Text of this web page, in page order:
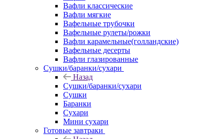
Вафли классические
Вафли мягкие
Вафельные трубочки
Вафельные рулеты/рожки
Вафли карамельные(голландские)
Вафельные десерты
Вафли глазированные
Сушки/баранки/сухари
Назад
Сушки/баранки/сухари
Сушки
Баранки
Сухари
Мини сухари
Готовые завтраки